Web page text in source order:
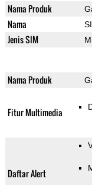
Nama Produk
Nama
Jenis SIM
Nama Produk
Fitur Multimedia
Daftar Alert